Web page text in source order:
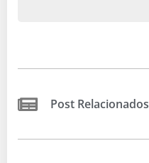
Post Relacionados